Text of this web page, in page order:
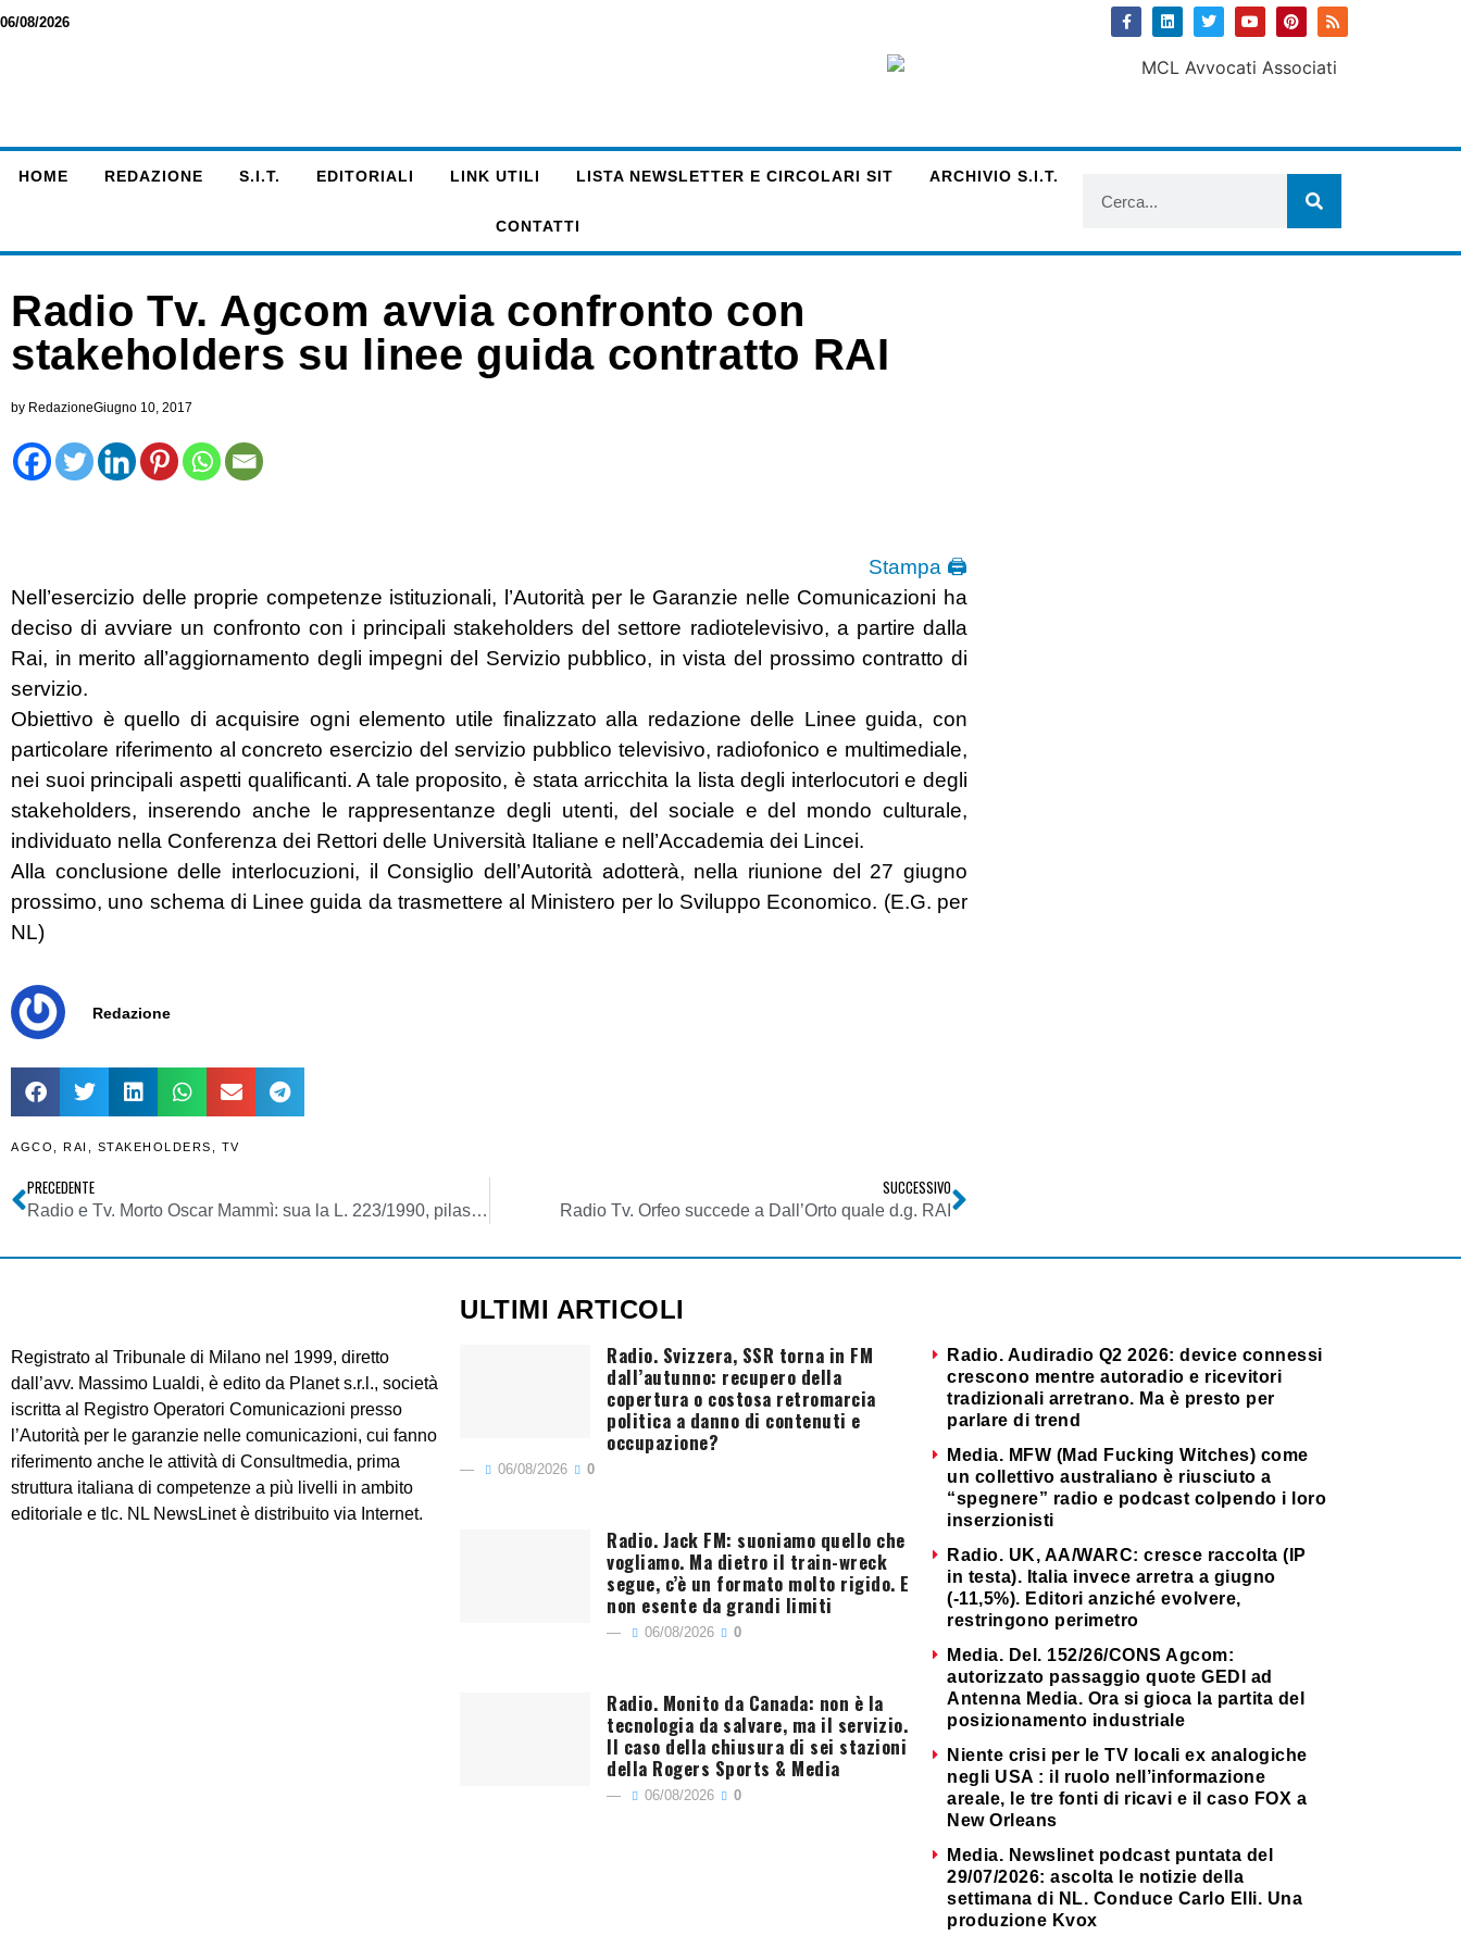
06/08/2026
HOME REDAZIONE S.I.T. EDITORIALI LINK UTILI LISTA NEWSLETTER E CIRCOLARI SIT ARCHIVIO S.I.T.
CONTATTI
Radio Tv. Agcom avvia confronto con
stakeholders su linee guida contratto RAI
by RedazioneGiugno 10, 2017
Stampa 🖨
Nell’esercizio delle proprie competenze istituzionali, l’Autorità per le Garanzie nelle Comunicazioni ha
deciso di avviare un confronto con i principali stakeholders del settore radiotelevisivo, a partire dalla
Rai, in merito all’aggiornamento degli impegni del Servizio pubblico, in vista del prossimo contratto di
servizio.
Obiettivo è quello di acquisire ogni elemento utile finalizzato alla redazione delle Linee guida, con
particolare riferimento al concreto esercizio del servizio pubblico televisivo, radiofonico e multimediale,
nei suoi principali aspetti qualificanti. A tale proposito, è stata arricchita la lista degli interlocutori e degli
stakeholders, inserendo anche le rappresentanze degli utenti, del sociale e del mondo culturale,
individuato nella Conferenza dei Rettori delle Università Italiane e nell’Accademia dei Lincei.
Alla conclusione delle interlocuzioni, il Consiglio dell’Autorità adotterà, nella riunione del 27 giugno
prossimo, uno schema di Linee guida da trasmettere al Ministero per lo Sviluppo Economico. (E.G. per
NL)
Redazione
AGCO RAI STAKEHOLDERS TV
PRECEDENTE
Radio e Tv. Morto Oscar Mammì: sua la L. 223/1990, pilastro del sistema rtv italiano
SUCCESSIVO
Radio Tv. Orfeo succede a Dall’Orto quale d.g. RAI
Registrato al Tribunale di Milano nel 1999, diretto
dall’avv. Massimo Lualdi, è edito da Planet s.r.l., società
iscritta al Registro Operatori Comunicazioni presso
l’Autorità per le garanzie nelle comunicazioni, cui fanno
riferimento anche le attività di Consultmedia, prima
struttura italiana di competenze a più livelli in ambito
editoriale e tlc. NL NewsLinet è distribuito via Internet.
ULTIMI ARTICOLI
Radio. Svizzera, SSR torna in FM
dall’autunno: recupero della
copertura o costosa retromarcia
politica a danno di contenuti e
occupazione?
06/08/2026 0
Radio. Jack FM: suoniamo quello che
vogliamo. Ma dietro il train-wreck
segue, c’è un formato molto rigido. E
non esente da grandi limiti
06/08/2026 0
Radio. Monito da Canada: non è la
tecnologia da salvare, ma il servizio.
Il caso della chiusura di sei stazioni
della Rogers Sports & Media
06/08/2026 0
Radio. Audiradio Q2 2026: device connessi
crescono mentre autoradio e ricevitori
tradizionali arretrano. Ma è presto per
parlare di trend
Media. MFW (Mad Fucking Witches) come
un collettivo australiano è riusciuto a
“spegnere” radio e podcast colpendo i loro
inserzionisti
Radio. UK, AA/WARC: cresce raccolta (IP
in testa). Italia invece arretra a giugno
(-11,5%). Editori anziché evolvere,
restringono perimetro
Media. Del. 152/26/CONS Agcom:
autorizzato passaggio quote GEDI ad
Antenna Media. Ora si gioca la partita del
posizionamento industriale
Niente crisi per le TV locali ex analogiche
negli USA : il ruolo nell’informazione
areale, le tre fonti di ricavi e il caso FOX a
New Orleans
Media. Newslinet podcast puntata del
29/07/2026: ascolta le notizie della
settimana di NL. Conduce Carlo Elli. Una
produzione Kvox